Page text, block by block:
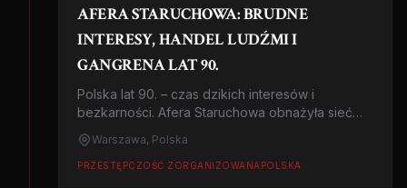
AFERA STARUCHOWA: BRUDNE
INTERESY, HANDEL LUDŹMI I
GANGRENA LAT 90.
Polska lat 90. – czas dzikich interesów i
bezkarności. Afera Staruchowa obnażyła sieć
powiązań między gangsterami, lekarzami i
urzędnikami. Handel żywym towarem, prostytucja
i korupcja w wolnej Polsce.
Warszawa, Polska
PRZESTĘPCZOŚĆ ZORGANIZOWANA POLSKA